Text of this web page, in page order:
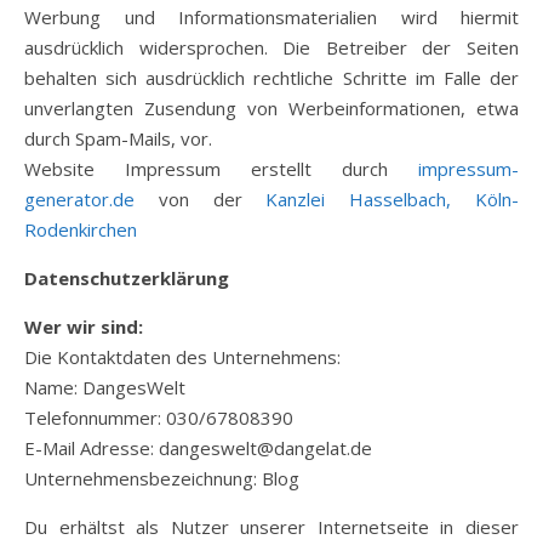
Werbung und Informationsmaterialien wird hiermit
ausdrücklich widersprochen. Die Betreiber der Seiten
behalten sich ausdrücklich rechtliche Schritte im Falle der
unverlangten Zusendung von Werbeinformationen, etwa
durch Spam-Mails, vor.
Website Impressum erstellt durch impressum-
generator.de von der Kanzlei Hasselbach, Köln-
Rodenkirchen
Datenschutzerklärung
Wer wir sind:
Die Kontaktdaten des Unternehmens:
Name: DangesWelt
Telefonnummer: 030/67808390
E-Mail Adresse: dangeswelt@dangelat.de
Unternehmensbezeichnung: Blog
Du erhältst als Nutzer unserer Internetseite in dieser